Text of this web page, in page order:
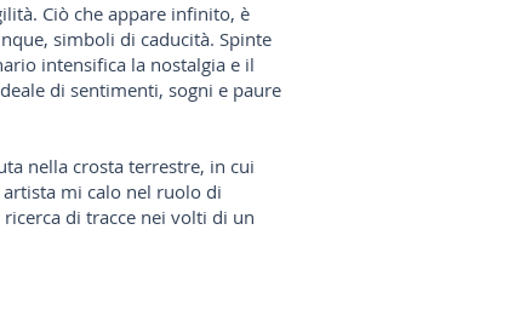
Ciò che appare infinito, è
simboli di caducità. Spinte
intensifica la nostalgia e il
di sentimenti, sogni e paure
nella crosta terrestre, in cui
mi calo nel ruolo di
di tracce nei volti di un